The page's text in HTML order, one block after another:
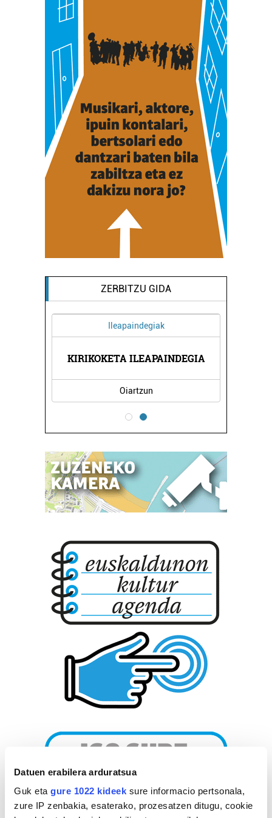
Datuen erabilera arduratsua
Guk eta gure 1022 kideek sure informacio pertsonala,
zure IP zenbakia, esaterako, prozesatzen ditugu, cookie
ZERBITZU GIDA
Ileapaindegiak
KIRIKOKETA ILEAPAINDEGIA
Oiartzun